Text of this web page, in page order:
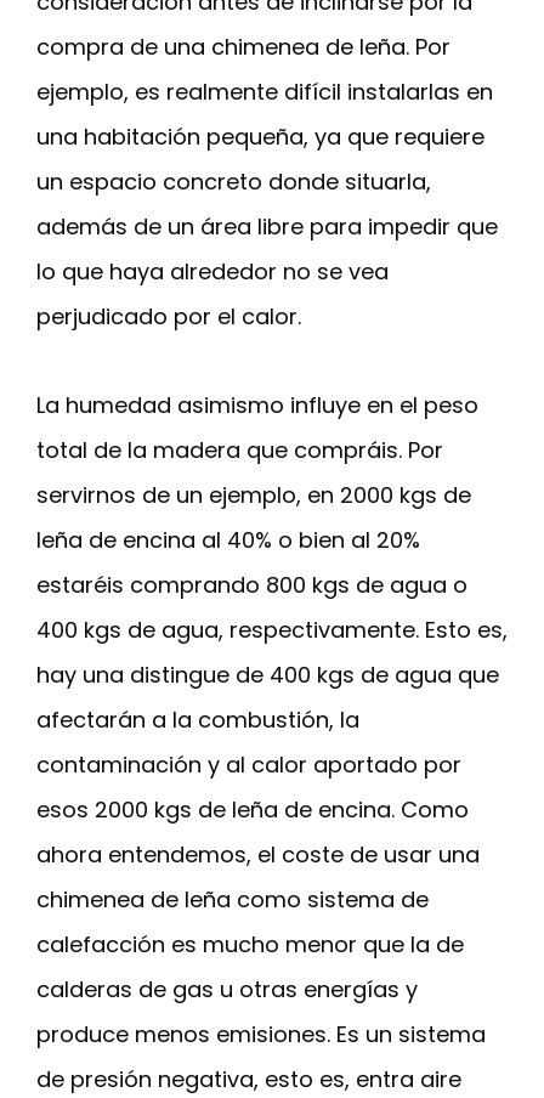
compra de una chimenea de leña. Por
ejemplo, es realmente difícil instalarlas en
una habitación pequeña, ya que requiere
un espacio concreto donde situarla,
además de un área libre para impedir que
lo que haya alrededor no se vea
perjudicado por el calor.
La humedad asimismo influye en el peso
total de la madera que compráis. Por
servirnos de un ejemplo, en 2000 kgs de
leña de encina al 40% o bien al 20%
estaréis comprando 800 kgs de agua o
400 kgs de agua, respectivamente. Esto es,
hay una distingue de 400 kgs de agua que
afectarán a la combustión, la
contaminación y al calor aportado por
esos 2000 kgs de leña de encina. Como
ahora entendemos, el coste de usar una
chimenea de leña como sistema de
calefacción es mucho menor que la de
calderas de gas u otras energías y
produce menos emisiones. Es un sistema
de presión negativa, esto es, entra aire